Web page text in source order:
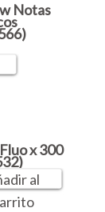
Notas
x 300
al